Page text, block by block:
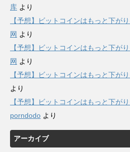
库 より
【予想】ビットコインはもっと下が
网 より
【予想】ビットコインはもっと下が
网 より
【予想】ビットコインはもっと下が
より
【予想】ビットコインはもっと下が
porndodo より
アーカイブ